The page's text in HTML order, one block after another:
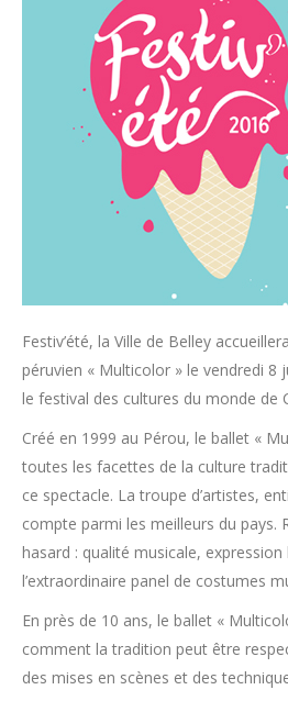
Festiv’été, la Ville de Belley
péruvien « Multicolor » le vendredi 8
le festival des cultures du monde de
Créé en 1999 au Pérou, le ballet «
toutes les facettes de la culture
ce spectacle. La troupe d’artistes,
compte parmi les meilleurs du pays.
hasard : qualité musicale, expression
l’extraordinaire panel de costumes
En près de 10 ans, le ballet «
comment la tradition peut être
des mises en scènes et des